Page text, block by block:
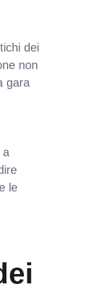
dei
non
gara
a
le